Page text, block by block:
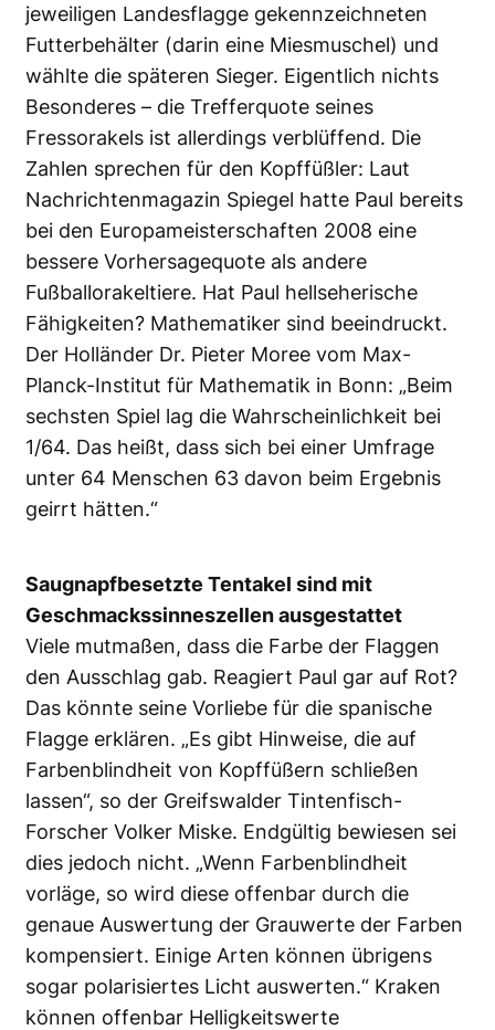
jeweiligen Landesflagge gekennzeichneten
Futterbehälter (darin eine Miesmuschel) und
wählte die späteren Sieger. Eigentlich nichts
Besonderes – die Trefferquote seines
Fressorakels ist allerdings verblüffend. Die
Zahlen sprechen für den Kopffüßler: Laut
Nachrichtenmagazin Spiegel hatte Paul bereits
bei den Europameisterschaften 2008 eine
bessere Vorhersagequote als andere
Fußballorakeltiere. Hat Paul hellseherische
Fähigkeiten? Mathematiker sind beeindruckt.
Der Holländer Dr. Pieter Moree vom Max-
Planck-Institut für Mathematik in Bonn: „Beim
sechsten Spiel lag die Wahrscheinlichkeit bei
1/64. Das heißt, dass sich bei einer Umfrage
unter 64 Menschen 63 davon beim Ergebnis
geirrt hätten.“
Saugnapfbesetzte Tentakel sind mit
Geschmackssinneszellen ausgestattet
Viele mutmaßen, dass die Farbe der Flaggen
den Ausschlag gab. Reagiert Paul gar auf Rot?
Das könnte seine Vorliebe für die spanische
Flagge erklären. „Es gibt Hinweise, die auf
Farbenblindheit von Kopffüßern schließen
lassen“, so der Greifswalder Tintenfisch-
Forscher Volker Miske. Endgültig bewiesen sei
dies jedoch nicht. „Wenn Farbenblindheit
vorläge, so wird diese offenbar durch die
genaue Auswertung der Grauwerte der Farben
kompensiert. Einige Arten können übrigens
sogar polarisiertes Licht auswerten.“ Kraken
können offenbar Helligkeitswerte